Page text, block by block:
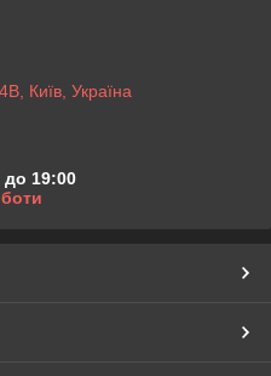
Київ, Україна
до 19:00